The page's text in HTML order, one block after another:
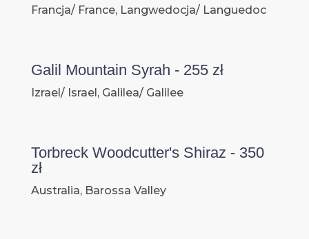
Francja/ France, Langwedocja/ Languedoc
Galil Mountain Syrah - 255 zł
Izrael/ Israel, Galilea/ Galilee
Torbreck Woodcutter's Shiraz - 350
zł
Australia, Barossa Valley